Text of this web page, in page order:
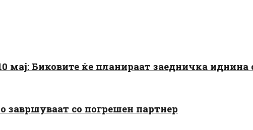
мај: Биковите ќе планираат заедничка иднина
завршуваат со погрешен партнер